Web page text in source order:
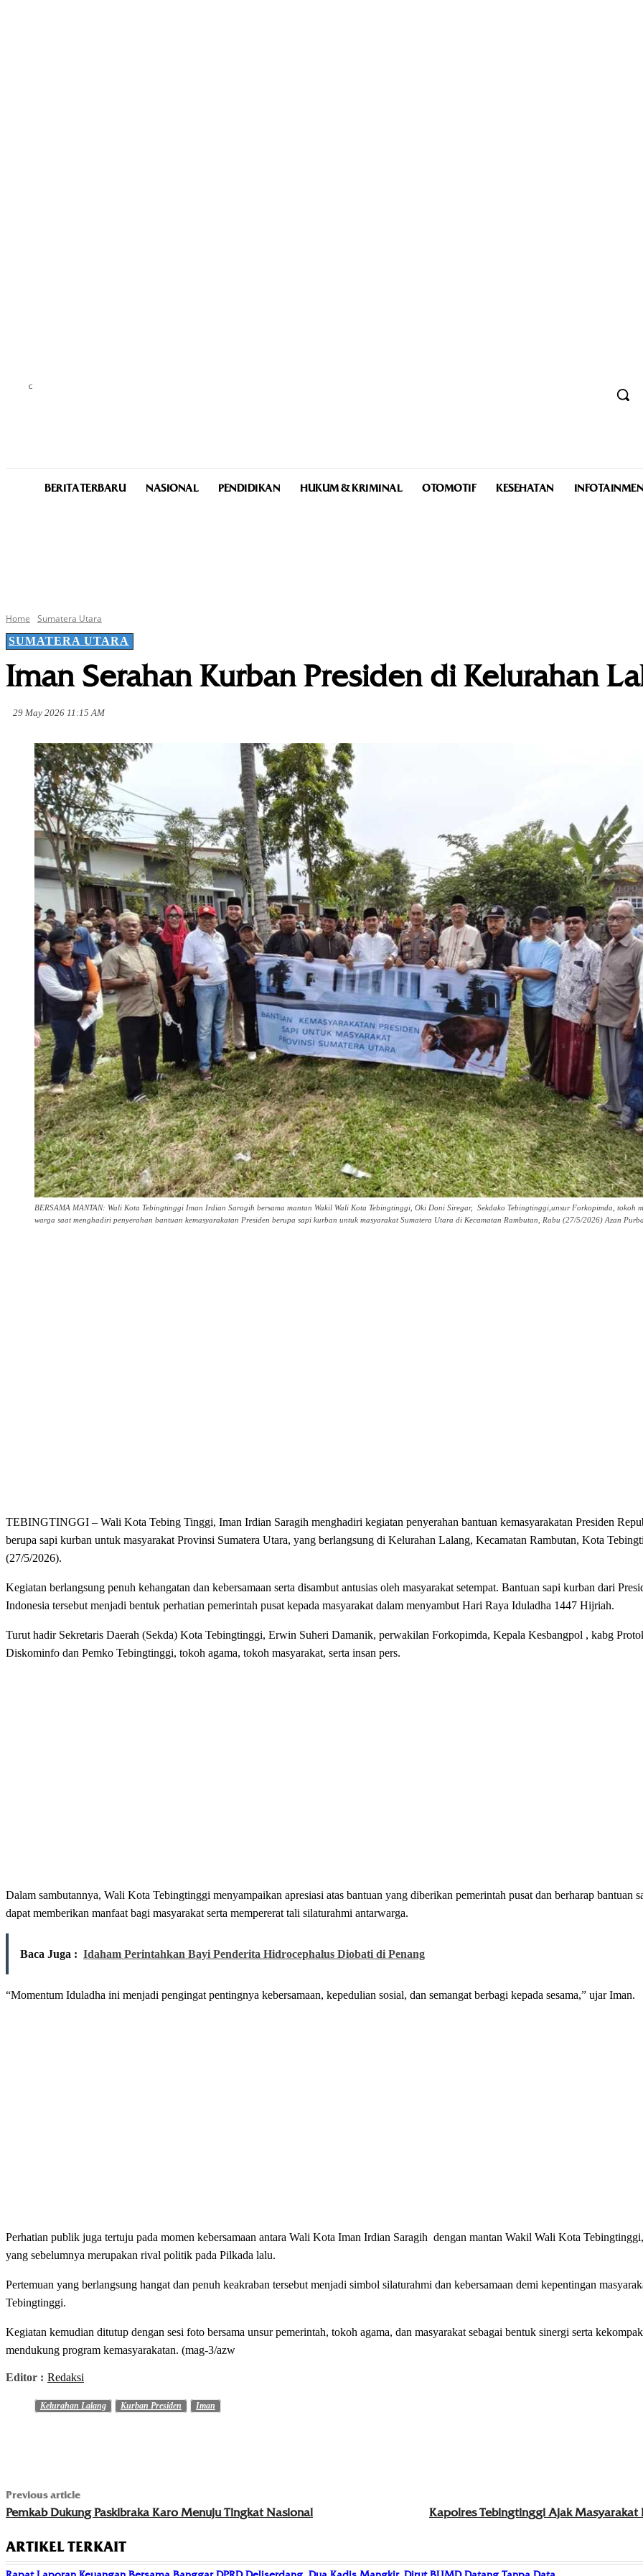
C
BERITA TERBARU NASIONAL PENDIDIKAN HUKUM & KRIMINAL OTOMOTIF KESEHATAN
Home
Sumatera Utara
SUMATERA UTARA
Iman Serahan Kurban Presiden di Kelurahan
29 May 2026 11:15 AM
BERSAMA MANTAN: Wali Kota Tebingtinggi Iman Irdian Saragih bersama mantan Wakil Wali Kota Tebingtinggi, Oki Doni Siregar, Sekdako Tebingtinggi,unsur Forkopimda, tokoh
warga saat menghadiri penyerahan bantuan kemasyarakatan Presiden berupa sapi kurban untuk masyarakat Sumatera Utara di Kecamatan Rambutan, Rabu (27/5/2026) Azan
TEBINGTINGGI – Wali Kota Tebing Tinggi, Iman Irdian Saragih menghadiri kegiatan penyerahan bantuan kemasyarakatan Presiden
berupa sapi kurban untuk masyarakat Provinsi Sumatera Utara, yang berlangsung di Kelurahan Lalang, Kecamatan Rambutan, Kota
(27/5/2026).
Kegiatan berlangsung penuh kehangatan dan kebersamaan serta disambut antusias oleh masyarakat setempat. Bantuan sapi kurban dari
Indonesia tersebut menjadi bentuk perhatian pemerintah pusat kepada masyarakat dalam menyambut Hari Raya Iduladha 1447 Hijriah.
Turut hadir Sekretaris Daerah (Sekda) Kota Tebingtinggi, Erwin Suheri Damanik, perwakilan Forkopimda, Kepala Kesbangpol , kabg
Diskominfo dan Pemko Tebingtinggi, tokoh agama, tokoh masyarakat, serta insan pers.
Dalam sambutannya, Wali Kota Tebingtinggi menyampaikan apresiasi atas bantuan yang diberikan pemerintah pusat dan berharap bantuan
dapat memberikan manfaat bagi masyarakat serta mempererat tali silaturahmi antarwarga.
Baca Juga : Idaham Perintahkan Bayi Penderita Hidrocephalus Diobati di Penang
“Momentum Iduladha ini menjadi pengingat pentingnya kebersamaan, kepedulian sosial, dan semangat berbagi kepada sesama,” ujar Iman.
Perhatian publik juga tertuju pada momen kebersamaan antara Wali Kota Iman Irdian Saragih dengan mantan Wakil Wali Kota
yang sebelumnya merupakan rival politik pada Pilkada lalu.
Pertemuan yang berlangsung hangat dan penuh keakraban tersebut menjadi simbol silaturahmi dan kebersamaan demi kepentingan
Tebingtinggi.
Kegiatan kemudian ditutup dengan sesi foto bersama unsur pemerintah, tokoh agama, dan masyarakat sebagai bentuk sinergi serta
mendukung program kemasyarakatan. (mag-3/azw
Editor : Redaksi
Kelurahan Lalang Kurban Presiden Iman
Previous article
Pemkab Dukung Paskibraka Karo Menuju Tingkat Nasional Kapolres Tebingtinggi Ajak Masyarakat
ARTIKEL TERKAIT